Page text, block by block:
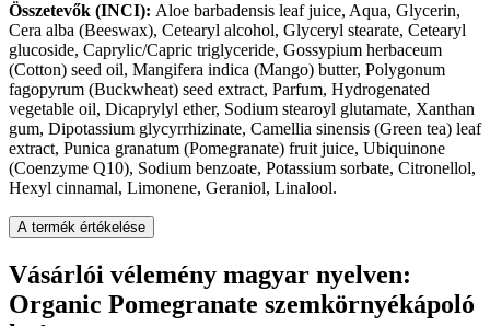
Összetevők (INCI): Aloe barbadensis leaf juice, Aqua, Glycerin,
Cera alba (Beeswax), Cetearyl alcohol, Glyceryl stearate, Cetearyl
glucoside, Caprylic/Capric triglyceride, Gossypium herbaceum
(Cotton) seed oil, Mangifera indica (Mango) butter, Polygonum
fagopyrum (Buckwheat) seed extract, Parfum, Hydrogenated
vegetable oil, Dicaprylyl ether, Sodium stearoyl glutamate, Xanthan
gum, Dipotassium glycyrrhizinate, Camellia sinensis (Green tea) leaf
extract, Punica granatum (Pomegranate) fruit juice, Ubiquinone
(Coenzyme Q10), Sodium benzoate, Potassium sorbate, Citronellol,
Hexyl cinnamal, Limonene, Geraniol, Linalool.
A termék értékelése
Vásárlói vélemény magyar nyelven:
Organic Pomegranate szemkörnyékápoló